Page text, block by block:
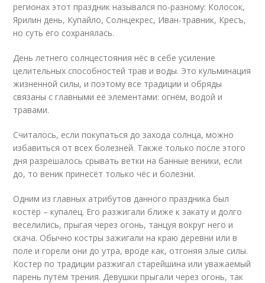
регионах этот праздник назывался по-разному: Колосок,
Ярилин день, Купайло, Солнцекрес, Иван-травник, Кресъ,
но суть его сохранялась.
День летнего солнцестояния нёс в себе усиление
целительных способностей трав и воды. Это кульминация
жизненной силы, и поэтому все традиции и обряды
связаны с главными её элементами: огнём, водой и
травами.
Считалось, если покупаться до захода солнца, можно
избавиться от всех болезней. Также только после этого
дня разрешалось срывать ветки на банные веники, если
до, то веник принесёт только чёс и болезни.
Одним из главных атрибутов данного праздника был
костёр – купалец. Его разжигали ближе к закату и долго
веселились, прыгая через огонь, танцуя вокруг него и
скача. Обычно костры зажигали на краю деревни или в
поле и горели они до утра, вроде как, отгоняя злые силы.
Костер по традиции разжигал старейшина или уважаемый
парень путём трения. Девушки прыгали через огонь, так